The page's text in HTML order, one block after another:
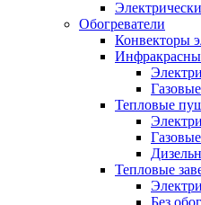
Обогреватели
Конвекторы
Газовые
Тепловые
Газовые
Тепловые
Без